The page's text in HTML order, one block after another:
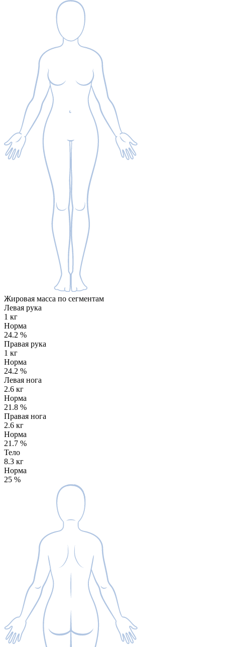
Жировая масса по сегментам
Левая рука
1 кг
Норма
24.2 %
Правая рука
1 кг
Норма
24.2 %
Левая нога
2.6 кг
Норма
21.8 %
Правая нога
2.6 кг
Норма
21.7 %
Тело
8.3 кг
Норма
25 %